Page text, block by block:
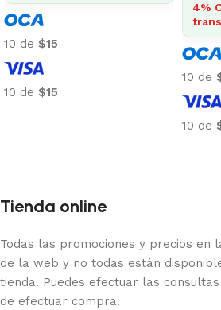
10 de $15
10 de $15
4%
10 de
10 de
Tienda online
Todas las promociones y precios en
de la web y no todas están
tienda. Puedes efectuar las
de efectuar compra.